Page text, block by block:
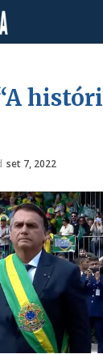
set 7, 2022